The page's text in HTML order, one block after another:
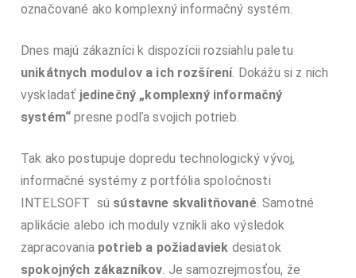
označované ako komplexný informačný systém.
Dnes majú zákazníci k dispozícii rozsiahlu paletu
unikátnych modulov a ich rozšírení. Dokážu si z nich
vyskladať jedinečný „komplexný informačný
systém“ presne podľa svojich potrieb.
Tak ako postupuje dopredu technologický vývoj,
informačné systémy z portfólia spoločnosti
INTELSOFT sú sústavne skvalitňované. Samotné
aplikácie alebo ich moduly vznikli ako výsledok
zapracovania potrieb a požiadaviek desiatok
spokojných zákazníkov. Je samozrejmosťou, že